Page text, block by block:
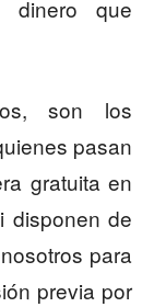
dinero que
son los
pasan
gratuita en
disponen de
para
previa por